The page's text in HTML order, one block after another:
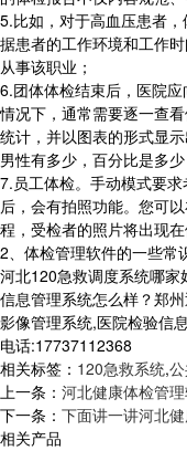
5.比如，对于高血压患者
据患者的工作环境和工作
从事该职业；
6.团体体检结束后，医院
情况下，通常需要逐一查
统计，并以图表的形式显
男性有多少，百分比是多少
7.员工体检。手动模式要
后，会有拍照功能。您可
程，受检者的照片将出现在
2、体检管理软件的一些常
河北120急救调度系统哪
信息管理系统怎么样？郑
影像管理系统,医院检验信
电话:17737112368
相关标签： 120急救系统,
上一条： 河北健康体检管
下一条： 下面讲一讲河北
相关产品